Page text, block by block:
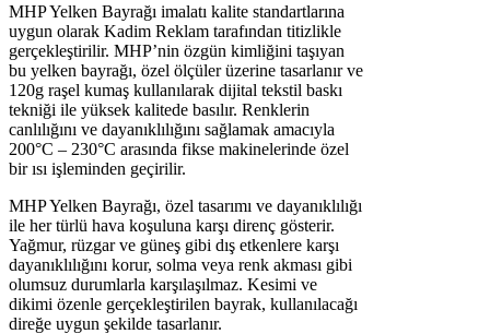
MHP Yelken Bayrağı imalatı kalite standartlarına
uygun olarak Kadim Reklam tarafından titizlikle
gerçekleştirilir. MHP’nin özgün kimliğini taşıyan
bu yelken bayrağı, özel ölçüler üzerine tasarlanır ve
120g raşel kumaş kullanılarak dijital tekstil baskı
tekniği ile yüksek kalitede basılır. Renklerin
canlılığını ve dayanıklılığını sağlamak amacıyla
200°C – 230°C arasında fikse makinelerinde özel
bir ısı işleminden geçirilir.
MHP Yelken Bayrağı, özel tasarımı ve dayanıklılığı
ile her türlü hava koşuluna karşı direnç gösterir.
Yağmur, rüzgar ve güneş gibi dış etkenlere karşı
dayanıklılığını korur, solma veya renk akması gibi
olumsuz durumlarla karşılaşılmaz. Kesimi ve
dikimi özenle gerçekleştirilen bayrak, kullanılacağı
direğe uygun şekilde tasarlanır.